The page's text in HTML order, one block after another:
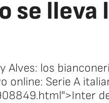
se lleva
Alves: los
online: Serie A